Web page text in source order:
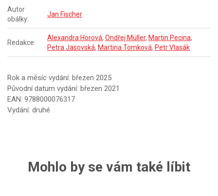
Autor
obálky:
Jan Fischer
Redakce:
Alexandra Horová, Ondřej Müller, Martin Pecina,
Petra Jasovská, Martina Tomková, Petr Vlasák
Rok a měsíc vydání: březen 2025
Původní datum vydání: březen 2021
EAN: 9788000076317
Vydání: druhé
Mohlo by se vám také líbit